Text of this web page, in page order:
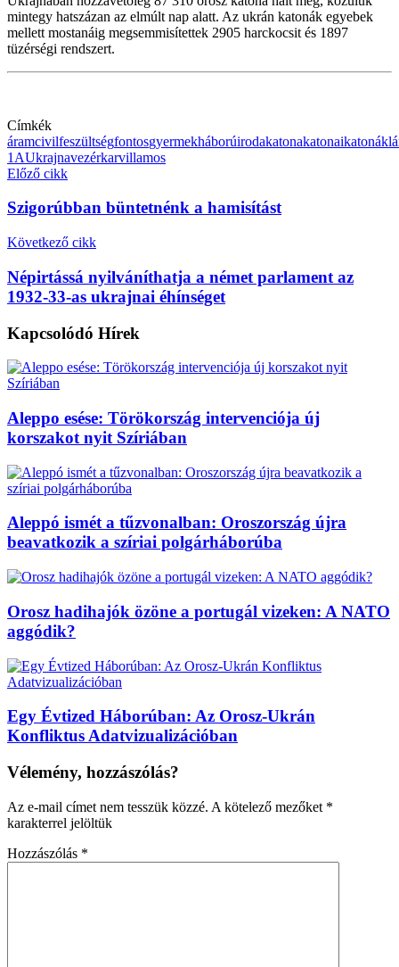
mintegy hatszázan az elmúlt nap alatt. Az ukrán katonák egyebek
mellett mostanáig megsemmisítettek 2905 harckocsit és 1897
tüzérségi rendszert.
Címkék
áramcivilfeszültségfontosgyermekháborúirodakatonakatonaikatonák
1AUkrajnavezérkarvillamos
Előző cikk
Szigorúbban büntetnénk a hamisítást
Következő cikk
Népirtássá nyilváníthatja a német parlament az
1932-33-as ukrajnai éhínséget
Kapcsolódó Hírek
Aleppo esése: Törökország intervenciója új
korszakot nyit Szíriában
Aleppó ismét a tűzvonalban: Oroszország újra
beavatkozik a szíriai polgárháborúba
Orosz hadihajók özöne a portugál vizeken: A NATO
aggódik?
Egy Évtized Háborúban: Az Orosz-Ukrán
Konfliktus Adatvizualizációban
Vélemény, hozzászólás?
Az e-mail címet nem tesszük közzé. A kötelező mezőket *
karakterrel jelöltük
Hozzászólás *